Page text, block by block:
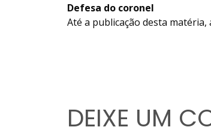
Defesa do coronel
Até a publicação desta
DEIXE UM